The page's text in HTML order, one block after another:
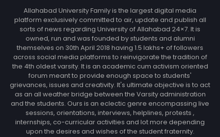
Allahabad University Family is the largest digital media
platform exclusively committed to air, update and publish all
sorts of news regarding University of Allahabad 24×7. It is
owned, run and was founded by students and alumni
themselves on 30th April 2018 having 1.5 lakhs+ of followers
across social media platforms to reinvigorate the tradition of
the 4th oldest varsity. It is an academic cum activism oriented
forum meant to provide enough space to students'
grievances, issues and creativity. It's ultimate objective is to act
as an all weather bridge between the Varsity administration
and the students. Ours is an eclectic genre encompassing live
sessions, orientations, interviews, helplines, protests ,
internships, co-curricular activities and lot more depending
upon the desires and wishes of the student fraternity.